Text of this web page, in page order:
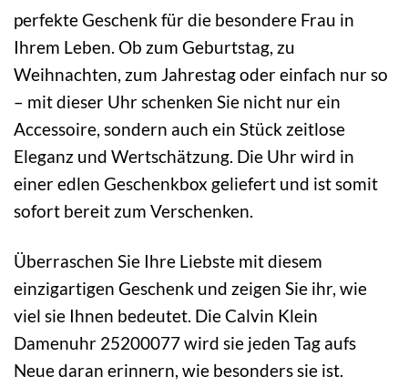
perfekte Geschenk für die besondere Frau in
Ihrem Leben. Ob zum Geburtstag, zu
Weihnachten, zum Jahrestag oder einfach nur so
– mit dieser Uhr schenken Sie nicht nur ein
Accessoire, sondern auch ein Stück zeitlose
Eleganz und Wertschätzung. Die Uhr wird in
einer edlen Geschenkbox geliefert und ist somit
sofort bereit zum Verschenken.
Überraschen Sie Ihre Liebste mit diesem
einzigartigen Geschenk und zeigen Sie ihr, wie
viel sie Ihnen bedeutet. Die Calvin Klein
Damenuhr 25200077 wird sie jeden Tag aufs
Neue daran erinnern, wie besonders sie ist.